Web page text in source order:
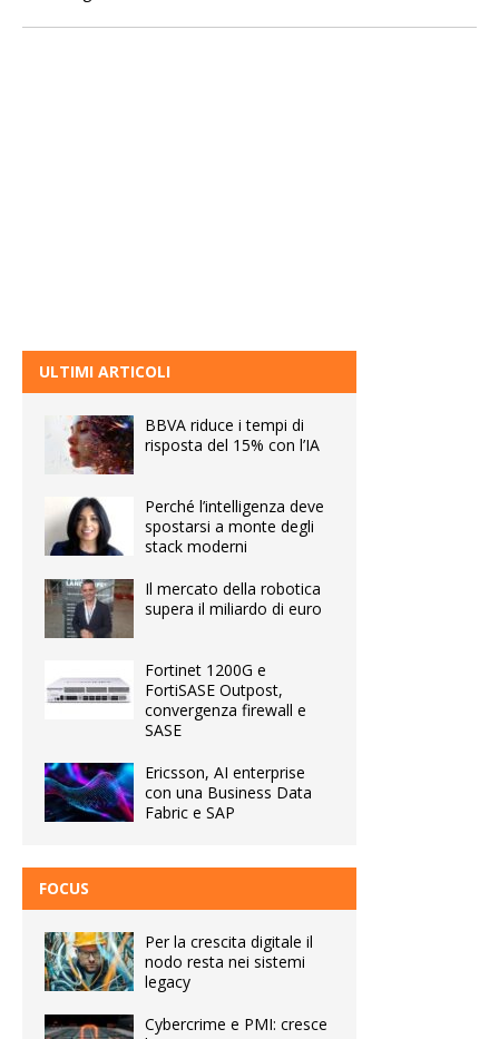
ULTIMI ARTICOLI
BBVA riduce i tempi di
risposta del 15% con l’IA
Perché l’intelligenza deve
spostarsi a monte degli
stack moderni
Il mercato della robotica
supera il miliardo di euro
Fortinet 1200G e
FortiSASE Outpost,
convergenza firewall e
SASE
Ericsson, AI enterprise
con una Business Data
Fabric e SAP
FOCUS
Per la crescita digitale il
nodo resta nei sistemi
legacy
Cybercrime e PMI: cresce